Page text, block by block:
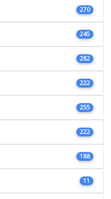
270
245
282
222
255
222
188
11